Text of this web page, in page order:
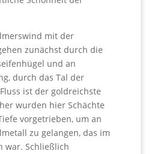
mit der
zunächst durch die
und an
durch das Tal der
ist der goldreichste
wurden hier Schächte
vorgetrieben, um an
zu gelangen, das im
war. Schließlich